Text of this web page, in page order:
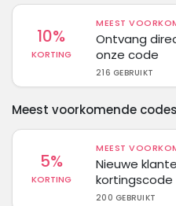
10%
KORTING
MEEST
Ontvang
onze code
216 GEBRUIKT
Meest voorkomende
5%
KORTING
MEEST
Nieuwe
kortingscode
200 GEBRUIKT